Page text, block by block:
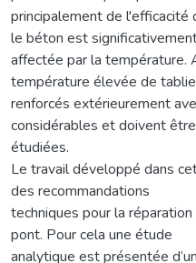
principalement de l'efficacité
le béton est
affectée par la température.
température élevée de
renforcés extérieurement
considérables et doivent être
étudiées.
Le travail développé dans
des recommandations
techniques pour la
pont. Pour cela une étude
analytique est présentée